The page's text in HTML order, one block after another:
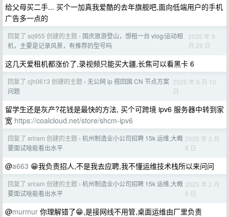
给父母买二手... 买个一加真我爱酷的去年旗舰吧,面向低端用户的手机
广告多一点的
回复了 sq955 创建的主题 › 国庆旅游登山，想租一台 vlog/运动相
机，主要是记录风景，有推荐的型号吗
2025 年 9
月 29 日
这几天爱租机都涨价了,录视频只能买大疆,长焦可以看黑卡 6
回复了 cjh0613 创建的主题 › 无公网 ip 搭回国 CN 节点方案
问题
2025 年 6 月 10
日
留学生还是灰产?花钱是最快的方法, 买个可跨境 ipv6 服务器中转到家
宽 https://coalcloud.net/store/shcm-ipv6
回复了 sriram 创建的主题 › 杭州制造业小公司招聘 15k 运维,大概
要面试啥能看出水平
2025 年 2 月
8 日
@a663 😁我负责招人,不是我去应聘,我不懂运维技术栈所以来问问
回复了 sriram 创建的主题 › 杭州制造业小公司招聘 15k 运维,大概
要面试啥能看出水平
2025 年 2 月
8 日
@murmur 你理解错了😁,是接网线不用管,桌面运维由厂里负责